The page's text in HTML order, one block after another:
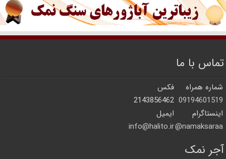
تماس با ما
شماره همراه
فکس
09194601519
2143856462
اینستاگرام
ایمیل
namaksaraa@
info@halito.ir
آجر نمک